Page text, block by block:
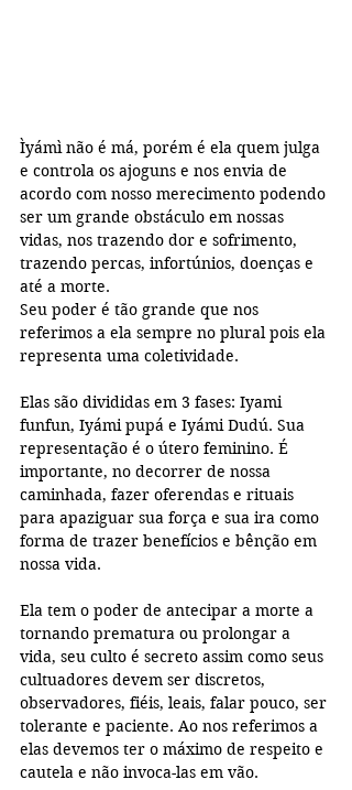
Ìyámì não é má, porém é ela quem julga
e controla os ajoguns e nos envia de
acordo com nosso merecimento podendo
ser um grande obstáculo em nossas
vidas, nos trazendo dor e sofrimento,
trazendo percas, infortúnios, doenças e
até a morte.
Seu poder é tão grande que nos
referimos a ela sempre no plural pois ela
representa uma coletividade.
Elas são divididas em 3 fases: Iyami
funfun, Iyámi pupá e Iyámi Dudú. Sua
representação é o útero feminino. É
importante, no decorrer de nossa
caminhada, fazer oferendas e rituais
para apaziguar sua força e sua ira como
forma de trazer benefícios e bênção em
nossa vida.
Ela tem o poder de antecipar a morte a
tornando prematura ou prolongar a
vida, seu culto é secreto assim como seus
cultuadores devem ser discretos,
observadores, fiéis, leais, falar pouco, ser
tolerante e paciente. Ao nos referimos a
elas devemos ter o máximo de respeito e
cautela e não invoca-las em vão.